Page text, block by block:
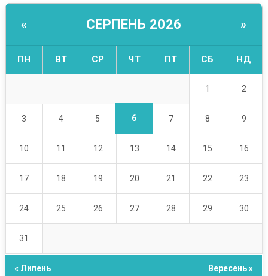
« СЕРПЕНЬ 2026 »
ПН ВТ СР ЧТ ПТ СБ НД
1 2
3 4 5 6 7 8 9
10 11 12 13 14 15 16
17 18 19 20 21 22 23
24 25 26 27 28 29 30
31
« Липень Вересень »